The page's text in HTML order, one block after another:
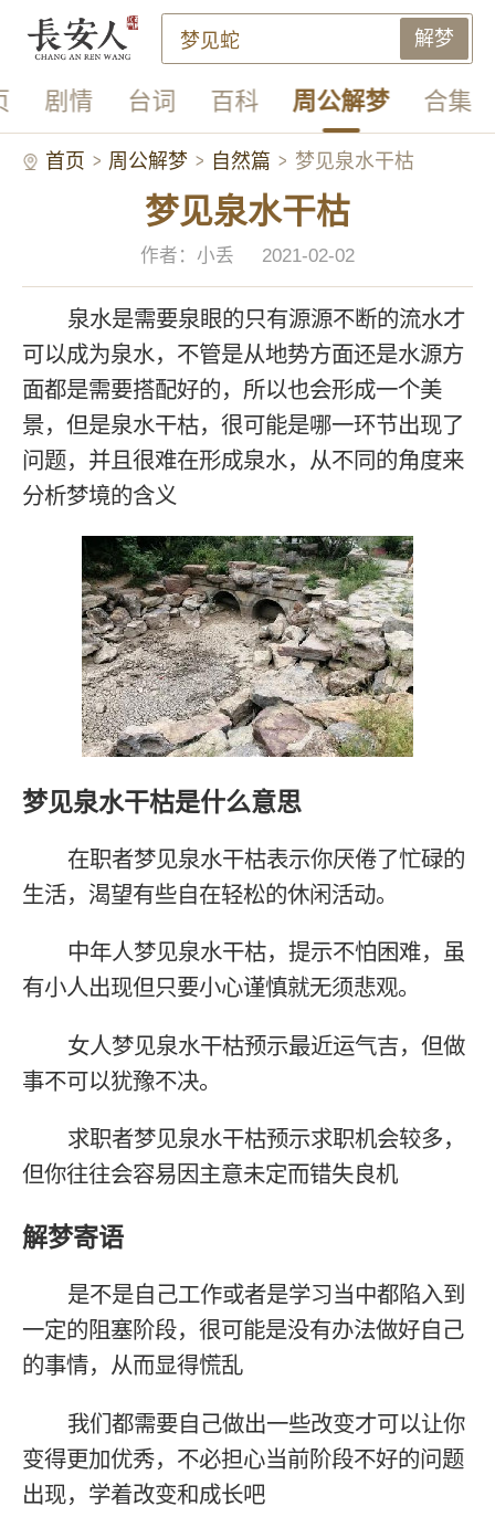
解梦
剧情 台词 百科 周公解梦 合集
首页 周公解梦 自然篇 梦见泉水干枯
梦见泉水干枯
作者：小丢 2021-02-02
泉水是需要泉眼的只有源源不断的流水才
可以成为泉水，不管是从地势方面还是水源方
面都是需要搭配好的，所以也会形成一个美
景，但是泉水干枯，很可能是哪一环节出现了
问题，并且很难在形成泉水，从不同的角度来
分析梦境的含义
梦见泉水干枯是什么意思
在职者梦见泉水干枯表示你厌倦了忙碌的
生活，渴望有些自在轻松的休闲活动。
中年人梦见泉水干枯，提示不怕困难，虽
有小人出现但只要小心谨慎就无须悲观。
女人梦见泉水干枯预示最近运气吉，但做
事不可以犹豫不决。
求职者梦见泉水干枯预示求职机会较多，
但你往往会容易因主意未定而错失良机
解梦寄语
是不是自己工作或者是学习当中都陷入到
一定的阻塞阶段，很可能是没有办法做好自己
的事情，从而显得慌乱
我们都需要自己做出一些改变才可以让你
变得更加优秀，不必担心当前阶段不好的问题
出现，学着改变和成长吧